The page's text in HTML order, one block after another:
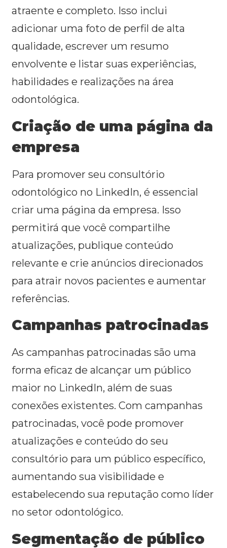
atraente e completo. Isso inclui
adicionar uma foto de perfil de alta
qualidade, escrever um resumo
envolvente e listar suas experiências,
habilidades e realizações na área
odontológica.
Criação de uma página da
empresa
Para promover seu consultório
odontológico no LinkedIn, é essencial
criar uma página da empresa. Isso
permitirá que você compartilhe
atualizações, publique conteúdo
relevante e crie anúncios direcionados
para atrair novos pacientes e aumentar
referências.
Campanhas patrocinadas
As campanhas patrocinadas são uma
forma eficaz de alcançar um público
maior no LinkedIn, além de suas
conexões existentes. Com campanhas
patrocinadas, você pode promover
atualizações e conteúdo do seu
consultório para um público específico,
aumentando sua visibilidade e
estabelecendo sua reputação como líder
no setor odontológico.
Segmentação de público